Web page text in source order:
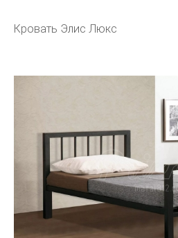
Кровать Элис Люкс